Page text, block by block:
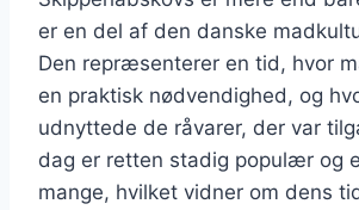
er en del af den danske
Den repræsenterer en tid, hvor
en praktisk nødvendighed, og
udnyttede de råvarer, der var
dag er retten stadig populær og
mange, hvilket vidner om dens